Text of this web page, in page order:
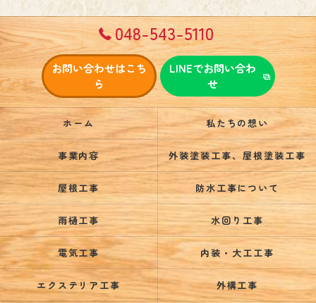
048-543-5110
お問い合わせはこち
ら
LINEでお問い合わ
せ
ホーム 私たちの想い
事業内容 外装塗装工事、屋根塗装工事
屋根工事 防水工事について
雨樋工事 水回り工事
電気工事 内装・大工工事
エクステリア工事 外構工事